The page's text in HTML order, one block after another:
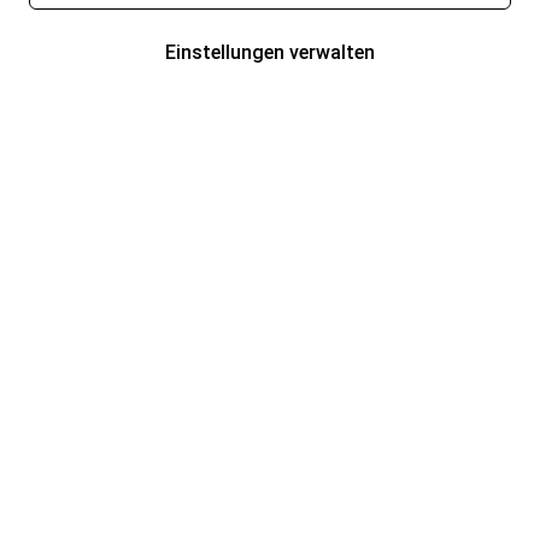
Einstellungen verwalten